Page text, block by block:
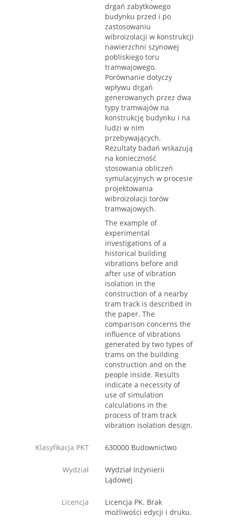
drgań zabytkowego
budynku przed i po
zastosowaniu
wibroizolacji w konstrukcji
nawierzchni szynowej
pobliskiego toru
tramwajowego.
Porównanie dotyczy
wpływu drgań
generowanych przez dwa
typy tramwajów na
konstrukcję budynku i na
ludzi w nim
przebywających.
Rezultaty badań wskazują
na konieczność
stosowania obliczeń
symulacyjnych w procesie
projektowania
wibroizolacji torów
tramwajowych.
The example of
experimental
investigations of a
historical building
vibrations before and
after use of vibration
isolation in the
construction of a nearby
tram track is described in
the paper. The
comparison concerns the
influence of vibrations
generated by two types of
trams on the building
construction and on the
people inside. Results
indicate a necessity of
use of simulation
calculations in the
process of tram track
vibration isolation design.
Klasyfikacja PKT 630000 Budownictwo
Wydział
Wydział Inżynierii
Lądowej
Licencja
Licencja PK. Brak
możliwości edycji i druku.